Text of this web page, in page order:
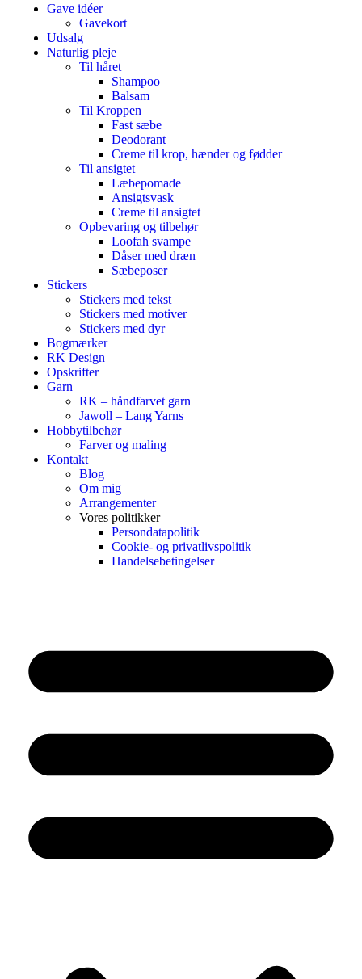
Gave idéer
Gavekort
Udsalg
Naturlig pleje
Til håret
Shampoo
Balsam
Til Kroppen
Fast sæbe
Deodorant
Creme til krop, hænder og fødder
Til ansigtet
Læbepomade
Ansigtsvask
Creme til ansigtet
Opbevaring og tilbehør
Loofah svampe
Dåser med dræn
Sæbeposer
Stickers
Stickers med tekst
Stickers med motiver
Stickers med dyr
Bogmærker
RK Design
Opskrifter
Garn
RK – håndfarvet garn
Jawoll – Lang Yarns
Hobbytilbehør
Farver og maling
Kontakt
Blog
Om mig
Arrangementer
Vores politikker
Persondatapolitik
Cookie- og privatlivspolitik
Handelsebetingelser